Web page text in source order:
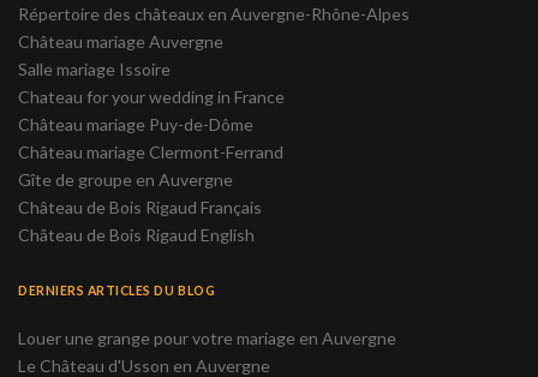
Répertoire des châteaux en Auvergne-Rhône-Alpes
Château mariage Auvergne
Salle mariage Issoire
Chateau for your wedding in France
Château mariage Puy-de-Dôme
Château mariage Clermont-Ferrand
Gîte de groupe en Auvergne
Château de Bois Rigaud Français
Château de Bois Rigaud English
DERNIERS ARTICLES DU BLOG
Louer une grange pour votre mariage en Auvergne
Le Château d'Usson en Auvergne